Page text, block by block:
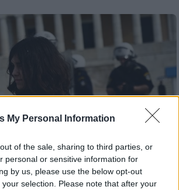
My Personal Information
of the sale, sharing to third parties, or
personal or sensitive information for
by us, please use the below opt-out
selection. Please note that after your